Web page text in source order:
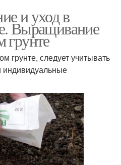
и уход в
Выращивание
грунте
грунте, следует учитывать
индивидуальные